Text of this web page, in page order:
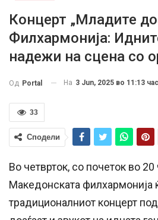
Концерт „Младите
Филхармонија:
надежи на сцена со
Од Portal На 3 Jun, 2025 во 11:13
33
Сподели
Во четврток, со почеток во 20
Македонската филхармонија
традиционалниот концерт